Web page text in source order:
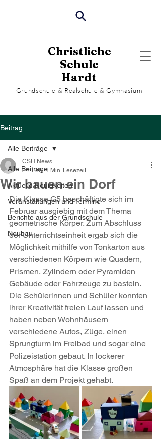
Christliche
Schule
Hardt
Grundschule & Realschule & Gymnasium
Beitrag
Alle Beiträge
Aktuelle Neuigkeiten
Veranstaltungen und Termine
Berichte aus der Grundschule
Neubau
Alle Beiträge
Wir bauen ein Dorf
CSH News
24. Feb. 1 Min. Lesezeit
Die Klasse G5 beschäftigte sich im
Februar ausgiebig mit dem Thema
geometrische Körper. Zum Abschluss
der Unterrichtseinheit ergab sich die
Möglichkeit mithilfe von Tonkarton aus
verschiedenen Körpern wie Quadern,
Prismen, Zylindern oder Pyramiden
Gebäude oder Fahrzeuge zu basteln.
Die Schülerinnen und Schüler konnten
ihrer Kreativität freien Lauf lassen und
haben neben Wohnhäusern
verschiedene Autos, Züge, einen
Sprungturm im Freibad und sogar eine
Polizeistation gebaut. In lockerer
Atmosphäre hat die Klasse großen
Spaß an dem Projekt gehabt.